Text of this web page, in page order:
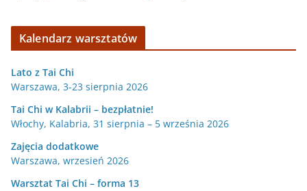
Kalendarz warsztatów
Lato z Tai Chi
Warszawa, 3-23 sierpnia 2026
Tai Chi w Kalabrii – bezpłatnie!
Włochy, Kalabria, 31 sierpnia – 5 września 2026
Zajęcia dodatkowe
Warszawa, wrzesień 2026
Warsztat Tai Chi – forma 13